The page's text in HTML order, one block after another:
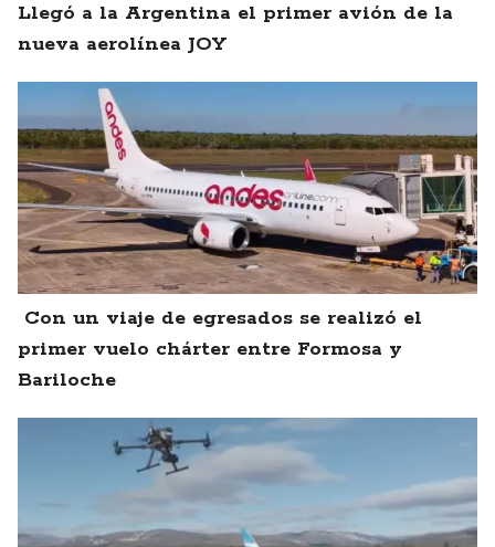
Llegó a la Argentina el primer avión de la
nueva aerolínea JOY
Con un viaje de egresados se realizó el
primer vuelo chárter entre Formosa y
Bariloche